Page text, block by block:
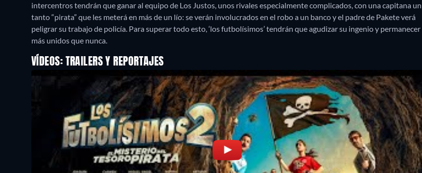
intercentros tendrán que ganar al equipo de Los Justos, unos rivales especialmente complicados, con una capitana un
tanto “pirata” que les meterá en más de un lío: se verán involucrados en el robo a un banco y el padre de Pakete verá
peligrar su trabajo de policía. Para superar todo esto, ‘los futbolísimos’ tendrán que agudizar su ingenio y permanecer
más unidos que nunca.
VÍDEOS: TRAILERS Y REPORTAJES